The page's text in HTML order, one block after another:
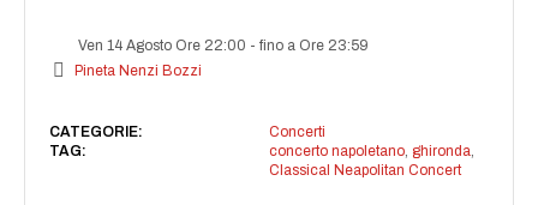
Ven 14 Agosto Ore 22:00 -fino a Ore 23:59
Pineta Nenzi Bozzi
CATEGORIE:
Concerti
TAG:
concerto napoletano, ghironda
Classical Neapolitan Concert